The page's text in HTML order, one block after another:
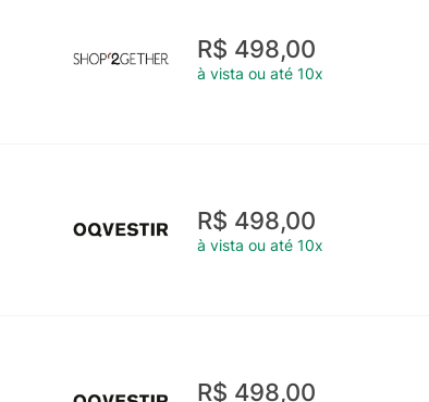
R$ 498,00
à vista ou até 10x
R$ 498,00
à vista ou até 10x
R$ 498,00